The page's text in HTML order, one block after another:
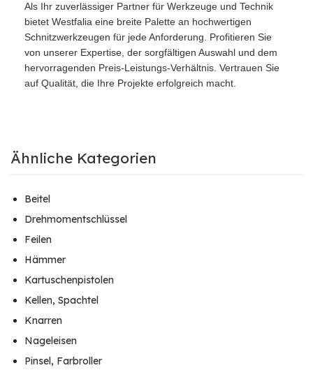
Als Ihr zuverlässiger Partner für Werkzeuge und Technik
bietet Westfalia eine breite Palette an hochwertigen
Schnitzwerkzeugen für jede Anforderung. Profitieren Sie
von unserer Expertise, der sorgfältigen Auswahl und dem
hervorragenden Preis-Leistungs-Verhältnis. Vertrauen Sie
auf Qualität, die Ihre Projekte erfolgreich macht.
Ähnliche Kategorien
Beitel
Drehmomentschlüssel
Feilen
Hämmer
Kartuschenpistolen
Kellen, Spachtel
Knarren
Nageleisen
Pinsel, Farbroller